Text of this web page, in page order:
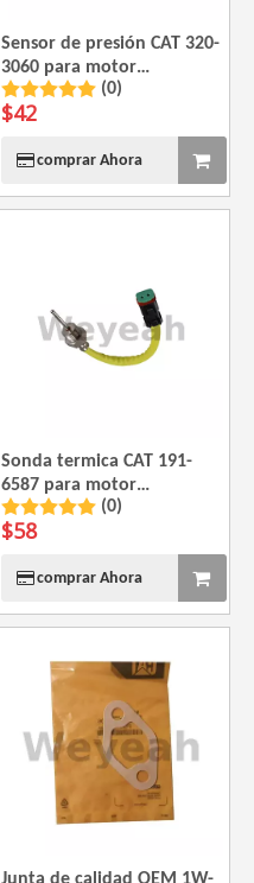
Sensor de presión CAT 320-
3060 para motor
Caterpillar 3512 3512B
3516 3516B 3516E
(0)
$42
comprar Ahora
Sonda termica CAT 191-
6587 para motor
Caterpillar 3508 3512
(0)
$58
comprar Ahora
Junta de calidad OEM 1W-